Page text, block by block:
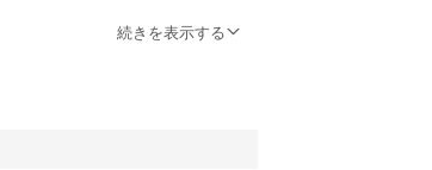
続きを表示する